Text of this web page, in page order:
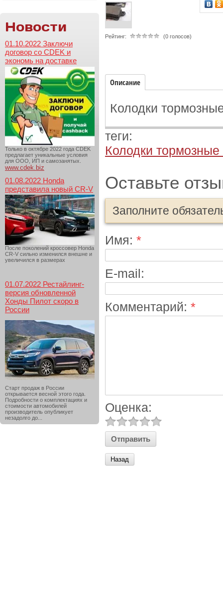
Новости
01.10.2022 Заключи
договор со CDEK и
экономь на доставке
Только в октябре 2022 года CDEK
предлагает уникальные условия
для ООО, ИП и самозанятых.
www.cdek.biz
01.08.2022 Honda
представила новый CR-V
После поколений кроссовер Honda
CR-V сильно изменился внешне и
увеличился в размерах
01.07.2022 Рестайлинг-
версия обновленной
Хонды Пилот скоро в
России
Старт продаж в России
открывается весной этого года.
Подробности о комплектациях и
стоимости автомобилей
производитель опубликует
незадолго до...
Рейтинг: (0 голосов)
Описание
Колодки
теги:
Колодки тормозные
Оставьте
Заполните
Имя: *
E-mail:
Комментарий: *
Оценка:
Назад